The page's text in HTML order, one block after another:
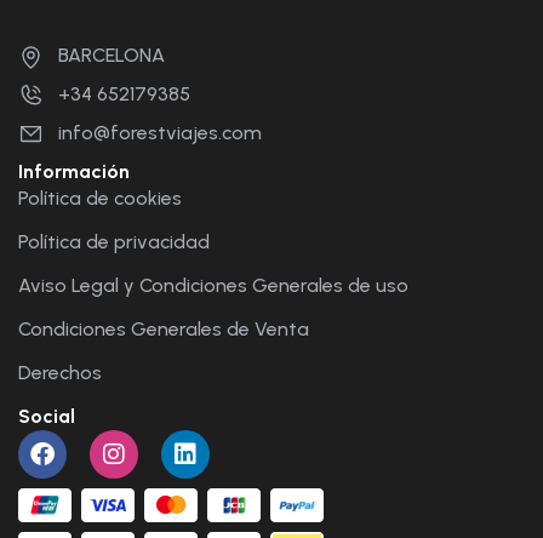
BARCELONA
+34 652179385
info@forestviajes.com
Información
Política de cookies
Política de privacidad
Aviso Legal y Condiciones Generales de uso
Condiciones Generales de Venta
Derechos
Social